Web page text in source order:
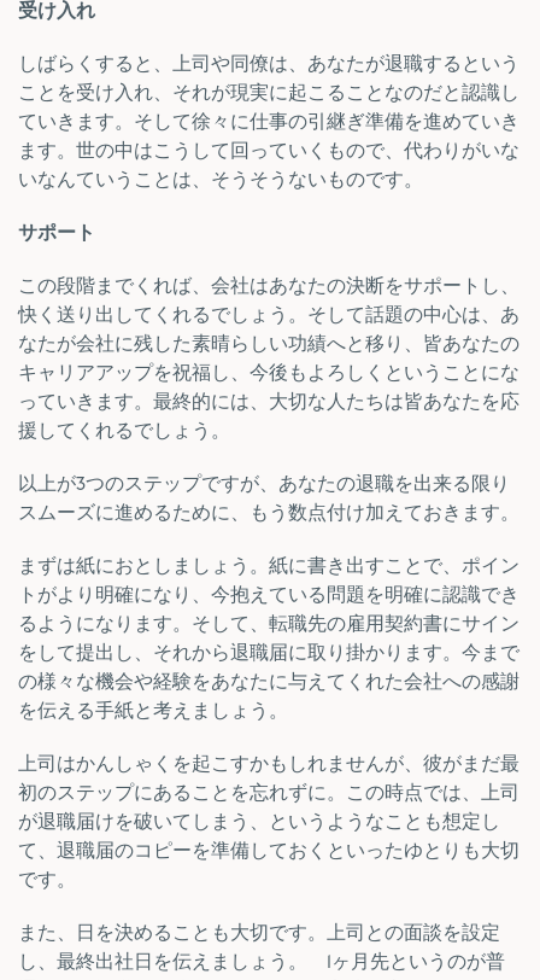
受け入れ
しばらくすると、上司や同僚は、あなたが退職するという
ことを受け入れ、それが現実に起こることなのだと認識し
ていきます。そして徐々に仕事の引継ぎ準備を進めていき
ます。世の中はこうして回っていくもので、代わりがいな
いなんていうことは、そうそうないものです。
サポート
この段階までくれば、会社はあなたの決断をサポートし、
快く送り出してくれるでしょう。そして話題の中心は、あ
なたが会社に残した素晴らしい功績へと移り、皆あなたの
キャリアアップを祝福し、今後もよろしくということにな
っていきます。最終的には、大切な人たちは皆あなたを応
援してくれるでしょう。
以上が3つのステップですが、あなたの退職を出来る限り
スムーズに進めるために、もう数点付け加えておきます。
まずは紙におとしましょう。紙に書き出すことで、ポイン
トがより明確になり、今抱えている問題を明確に認識でき
るようになります。そして、転職先の雇用契約書にサイン
をして提出し、それから退職届に取り掛かります。今まで
の様々な機会や経験をあなたに与えてくれた会社への感謝
を伝える手紙と考えましょう。
上司はかんしゃくを起こすかもしれませんが、彼がまだ最
初のステップにあることを忘れずに。この時点では、上司
が退職届けを破いてしまう、というようなことも想定し
て、退職届のコピーを準備しておくといったゆとりも大切
です。
また、日を決めることも大切です。上司との面談を設定
し、最終出社日を伝えましょう。 1ヶ月先というのが普